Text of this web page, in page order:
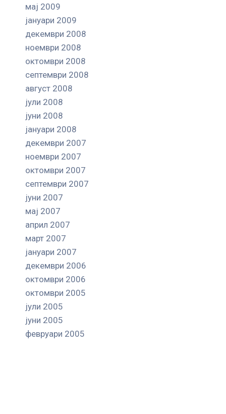
мај 2009
јануари 2009
декември 2008
ноември 2008
октомври 2008
септември 2008
август 2008
јули 2008
јуни 2008
јануари 2008
декември 2007
ноември 2007
октомври 2007
септември 2007
јуни 2007
мај 2007
април 2007
март 2007
јануари 2007
декември 2006
октомври 2006
октомври 2005
јули 2005
јуни 2005
февруари 2005